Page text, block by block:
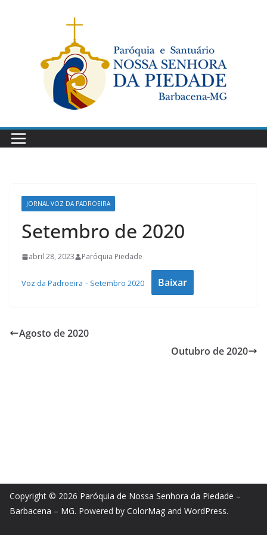
JORNAL VOZ DA PADROEIRA
Setembro de 2020
abril 28, 2023 Paróquia Piedade
Voz da Padroeira – Setembro 2020 Baixar
Agosto de 2020
Outubro de 2020
Copyright © 2026 Paróquia de Nossa Senhora da Piedade –
Barbacena – MG. Powered by ColorMag and WordPress.